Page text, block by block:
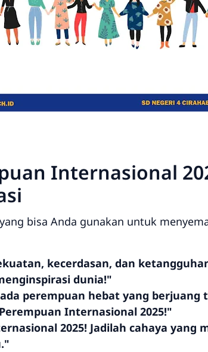
Internasional
bisa Anda gunakan untuk
kecerdasan, dan
dunia!"
perempuan hebat yang
Internasional 2025!"
2025! Jadilah cahaya yang